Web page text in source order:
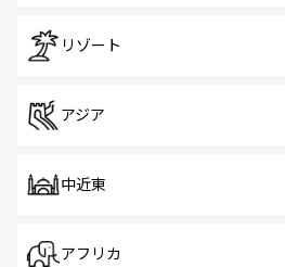
リゾート
アジア
中近東
アフリカ